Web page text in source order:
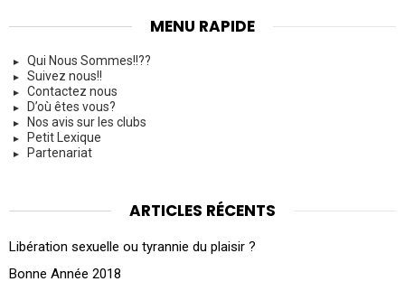
MENU RAPIDE
Qui Nous Sommes!!??
Suivez nous!!
Contactez nous
D’où êtes vous?
Nos avis sur les clubs
Petit Lexique
Partenariat
ARTICLES RÉCENTS
Libération sexuelle ou tyrannie du plaisir ?
Bonne Année 2018